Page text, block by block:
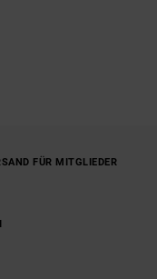
FÜR MITGLIEDER